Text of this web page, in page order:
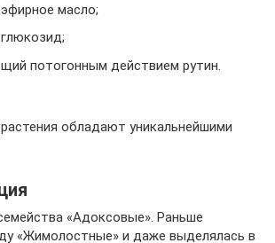
масло;
потогонным действием рутин.
обладают уникальнейшими
«Адоксовые». Раньше
«Жимолостные» и даже выделялась в